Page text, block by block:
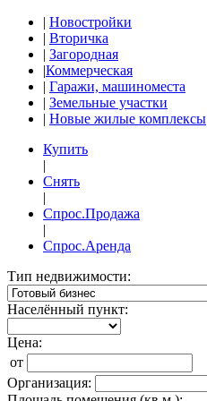
| Новостройки
| Вторичка
| Загородная
|Коммерческая
| Гаражи, машиноместа
| Земельные участки
| Новые жилые комплексы
Купить
|
Снять
|
Спрос.Продажа
|
Спрос.Аренда
Тип недвижимости:
Населённый пункт:
Цена:
от
Организация: